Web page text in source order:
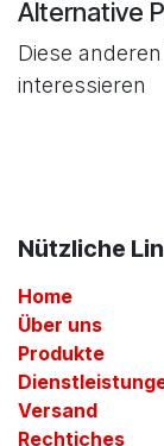
Alternative
Diese
interessieren
Nützliche
Home
Über uns
Produkte
Versand
Rechtiches